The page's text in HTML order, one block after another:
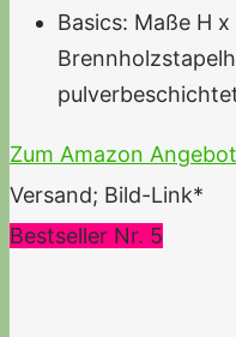
Basics: Maße H
Zum Amazon
Versand; Bild-Link*
Bestseller Nr. 5